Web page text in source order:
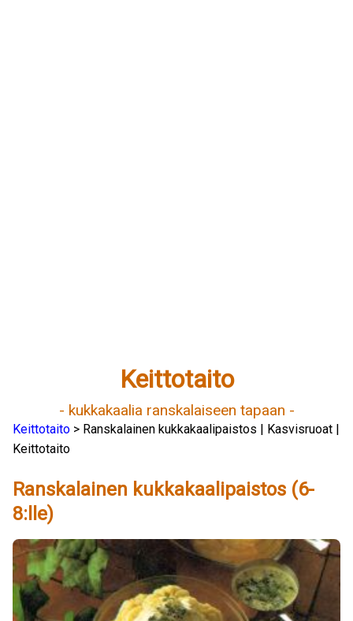
Keittotaito
- kukkakaalia ranskalaiseen tapaan -
Keittotaito > Ranskalainen kukkakaalipaistos | Kasvisruoat |
Keittotaito
Ranskalainen kukkakaalipaistos (6-
8:lle)